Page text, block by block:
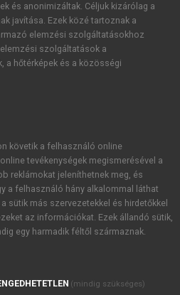
újdonságairól, akcióiról.
Kiadó Zrt. újdonságairól,
foglaltakat tudomásul
és anonimizáltak. Céljuk kizárólag a
javítása. Ezek közé tartoznak a
elemzési szolgáltatásokhoz
szolgáltatások a
a hőtérképek és a közösségi
követik a felhasználó online
tevékenységek megismerésével a
reklámokat jeleníthetnek meg, és
a felhasználó hány alkalommal láthat
sütik más szervezetekkel és hirdetőkkel
az információkat. Ezek állandó sütik,
egy harmadik féltől származnak.
(mindig szükséges)